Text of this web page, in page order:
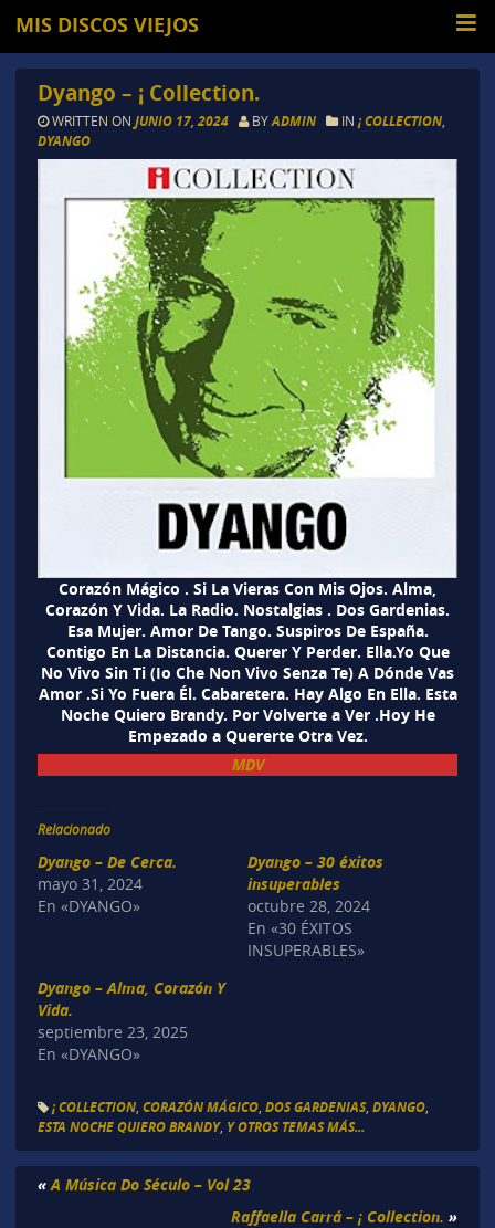
MIS DISCOS VIEJOS
Dyango – ¡ Collection.
WRITTEN ON JUNIO 17, 2024 BYADMIN IN ¡ COLLECTION,
DYANGO
Corazón Mágico . Si La Vieras Con Mis Ojos. Alma,
Corazón Y Vida. La Radio. Nostalgias . Dos Gardenias.
Esa Mujer. Amor De Tango. Suspiros De España.
Contigo En La Distancia. Querer Y Perder. Ella.Yo Que
No Vivo Sin Ti (Io Che Non Vivo Senza Te) A Dónde Vas
Amor .Si Yo Fuera Él. Cabaretera. Hay Algo En Ella. Esta
Noche Quiero Brandy. Por Volverte a Ver .Hoy He
Empezado a Quererte Otra Vez.
MDV
Relacionado
Dyango – De Cerca.
mayo 31, 2024
En «DYANGO»
Dyango – 30 éxitos
insuperables
octubre 28, 2024
En «30 ÉXITOS
INSUPERABLES»
Dyango – Alma, Corazón Y
Vida.
septiembre 23, 2025
En «DYANGO»
¡ COLLECTION, CORAZÓN MÁGICO, DOS GARDENIAS, DYANGO,
ESTA NOCHE QUIERO BRANDY, Y OTROS TEMAS MÁS...
« A Música Do Século – Vol 23
Raffaella Carrá – ¡ Collection. »